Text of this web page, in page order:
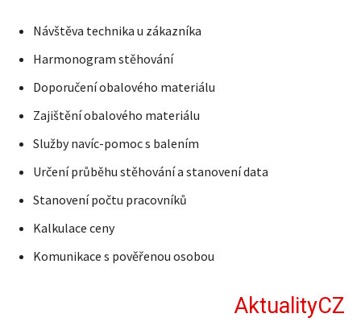
Návštěva technika u zákazníka
Harmonogram stěhování
Doporučení obalového materiálu
Zajištění obalového materiálu
Služby navíc-pomoc s balením
Určení průběhu stěhování a stanovení data
Stanovení počtu pracovníků
Kalkulace ceny
Komunikace s pověřenou osobou
AktualityCZ